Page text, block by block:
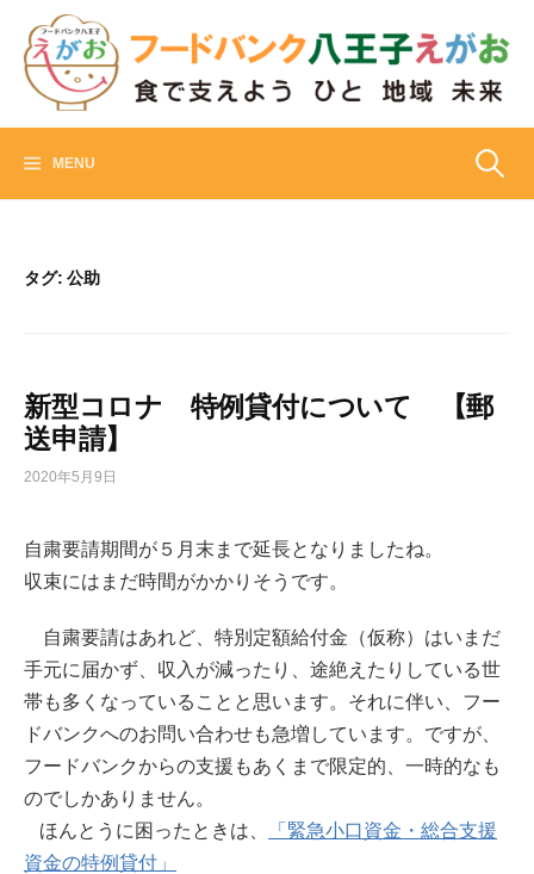
content
MENU 検
タグ:公助
新型コロナ 特例貸付について 【郵
送申請】
2020年5月9日
自粛要請期間が５月末まで延長となりましたね。
収束にはまだ時間がかかりそうです。
自粛要請はあれど、特別定額給付金（仮称）はいまだ
手元に届かず、収入が減ったり、途絶えたりしている世
帯も多くなっていることと思います。それに伴い、フー
ドバンクへのお問い合わせも急増しています。ですが、
フードバンクからの支援もあくまで限定的、一時的なも
のでしかありません。
ほんとうに困ったときは、
「緊急小口資金・総合支援
資金の特例貸付」